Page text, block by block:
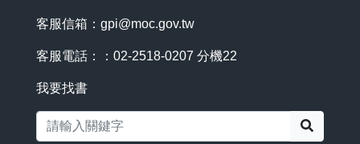
客服信箱： gpi@moc.gov.tw
客服電話：：02-2518-0207 分機22
我要找書